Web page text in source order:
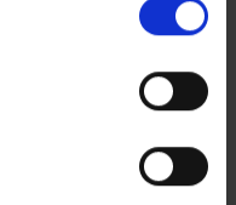
in qualsiasi
cookie o facendo clic
tua posizione
di qualche